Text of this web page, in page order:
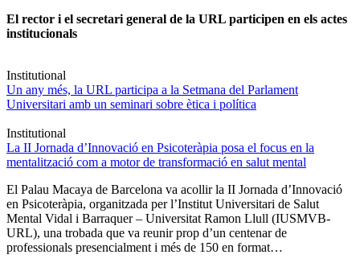
El rector i el secretari general de la URL participen en els actes
institucionals
Institutional
Un any més, la URL participa a la Setmana del Parlament
Universitari amb un seminari sobre ètica i política
Institutional
La II Jornada d’Innovació en Psicoteràpia posa el focus en la
mentalització com a motor de transformació en salut mental
El Palau Macaya de Barcelona va acollir la II Jornada d’Innovació
en Psicoteràpia, organitzada per l’Institut Universitari de Salut
Mental Vidal i Barraquer – Universitat Ramon Llull (IUSMVB-
URL), una trobada que va reunir prop d’un centenar de
professionals presencialment i més de 150 en format…